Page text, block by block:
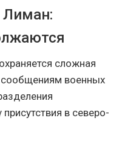
Лиман:
сложная
сообщениям военных
в северо-